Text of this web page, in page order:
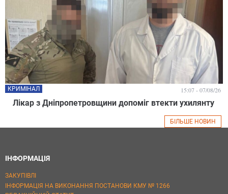
Лікар з Дніпропетровщини допоміг втекти ухилянту
КРИМІНАЛ 15:07 - 07/08/26
БІЛЬШЕ НОВИН
ІНФОРМАЦІЯ
ЗАКУПІВЛІ
ІНФОРМАЦІЯ НА ВИКОНАННЯ ПОСТАНОВИ КМУ № 1266